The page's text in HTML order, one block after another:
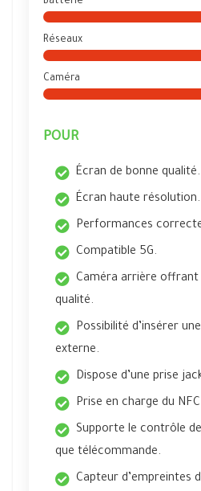
Réseaux
Caméra
POUR
Écran de bonne qualité.
Écran haute résolution.
Performances
Compatible 5G.
Caméra arrière offrant
qualité.
Possibilité d’insérer
externe.
Dispose d’une prise
Prise en charge du
Supporte le contrôle
que télécommande.
Capteur d’empreintes